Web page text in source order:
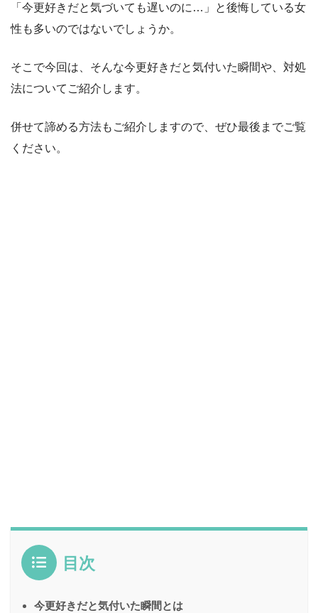
「今更好きだと気づいても遅いのに…」と後悔している女
性も多いのではないでしょうか。
そこで今回は、そんな今更好きだと気付いた瞬間や、対処
法についてご紹介します。
併せて諦める方法もご紹介しますので、ぜひ最後までご覧
ください。
目次
今更好きだと気付いた瞬間とは